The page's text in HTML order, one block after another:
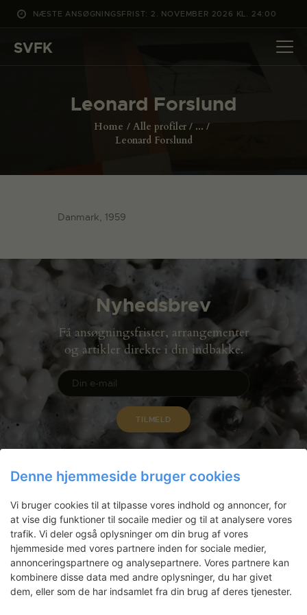
NÆSTE ANSØGNINGSFRIST: 2. NOVEMBER 2026 KL. 24:00
SVFK
Leonard Forslund
Home Alle profiler
...
Leonard Forslund
DET SKER
CHANNEL
Danmark, 1959
Nyhedsbrev
Få ansøgningsfrister, arrangementer
og artikler direkte i din indbakke.
Gammel Dok Pakhus
Strandgade 27 B
Denne hjemmeside bruger cookies
Vi bruger cookies til at tilpasse vores indhold og annoncer, for
at vise dig funktioner til socaile medier og til at analysere vores
trafik. Vi deler også oplysninger om din brug af vores
hjemmeside med vores partnere inden for sociale medier,
annonceringspartnere og analysepartnere. Vores partnere kan
kombinere disse data med andre oplysninger, du har givet
dem, eller som de har indsamlet fra din brug af deres tjenester.